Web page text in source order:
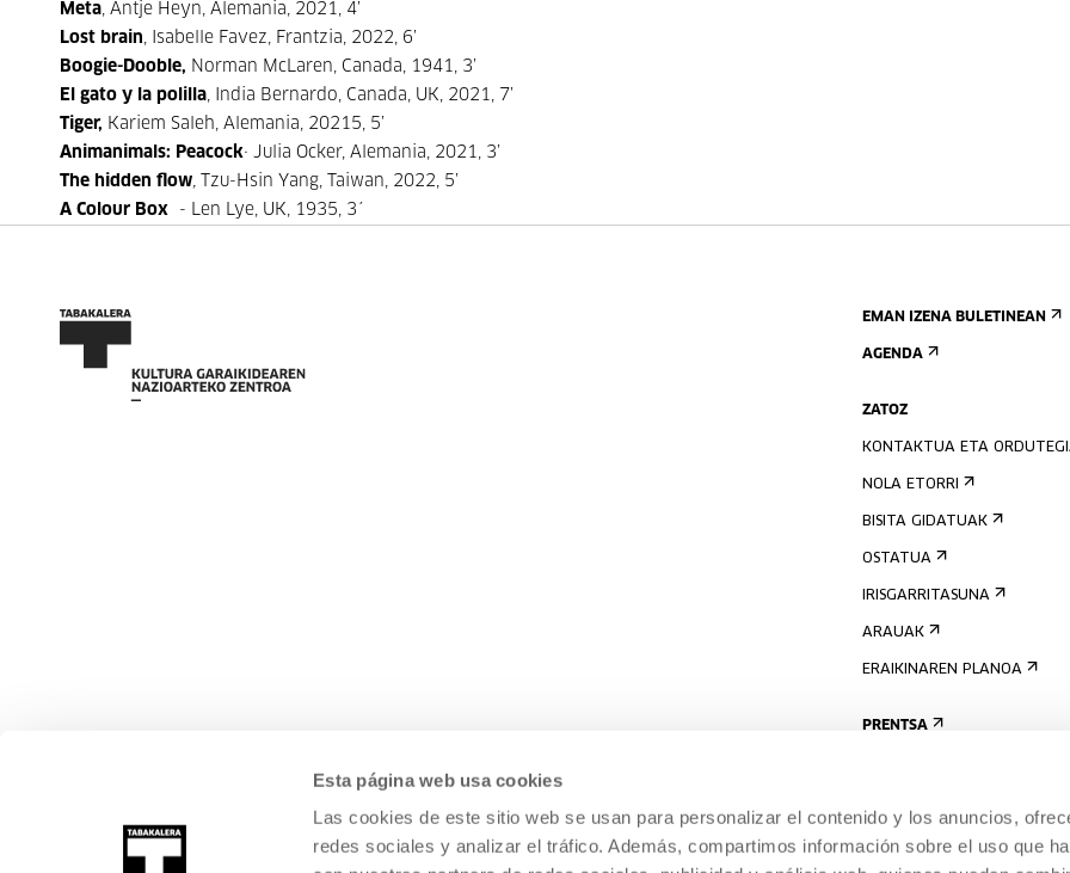
Esta página web usa cookies
Las cookies de este sitio web se usan para personalizar el contenido y los anuncios,
redes sociales y analizar el tráfico. Además, compartimos información sobre el uso que
Meta, Antje Heyn, Alemania, 2021, 4’
Lost brain, Isabelle Favez, Frantzia, 2022, 6’
Boogie-Dooble, Norman McLaren, Canada, 1941, 3’
El gato y la polilla, India Bernardo, Canada, UK, 2021, 7’
Tiger, Kariem Saleh, Alemania, 20215, 5’
Animanimals: Peacock· Julia Ocker, Alemania, 2021, 3’
The hidden flow, Tzu-Hsin Yang, Taiwan, 2022, 5’
A Colour Box
- Len Lye, UK, 1935, 3´
EMAN IZENA BULETINEAN
AGENDA
ZATOZ
KONTAKTUA ETA
NOLA ETORRI
BISITA GIDATUAK
OSTATUA
IRISGARRITASUNA
ARAUAK
ERAIKINAREN PLANOA
PRENTSA